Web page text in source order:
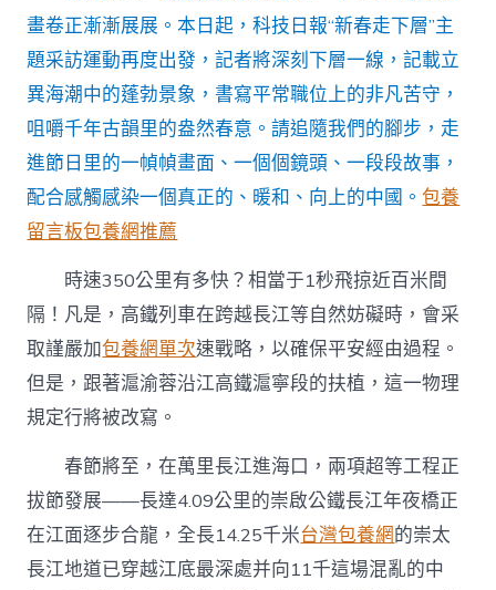
圖
景
｜
一
橋
一
專
包
養
通
途
高
鐵
過
江
速〉
中
畫卷正漸漸展展。本日起，科技日報“新春走下層”主
題采訪運動再度出發，記者將深刻下層一線，記載立
異海潮中的蓬勃景象，書寫平常職位上的非凡苦守，
咀嚼千年古韻里的盎然春意。請追隨我們的腳步，走
進節日里的一幀幀畫面、一個個鏡頭、一段段故事，
配合感觸感染一個真正的、暖和、向上的中國。包養
留言板包養網推薦
時速350公里有多快？相當于1秒飛掠近百米間
隔！凡是，高鐵列車在跨越長江等自然妨礙時，會采
取謹嚴加包養網單次速戰略，以確保平安經由過程。
但是，跟著滬渝蓉沿江高鐵滬寧段的扶植，這一物理
規定行將被改寫。
春節將至，在萬里長江進海口，兩項超等工程正
拔節發展——長達4.09公里的崇啟公鐵長江年夜橋正
在江面逐步合龍，全長14.25千米台灣包養網的崇太
長江地道已穿越江底最深處并向11千這場混亂的中